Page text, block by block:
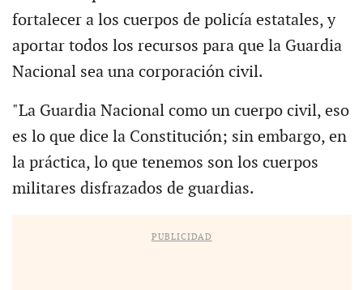
fortalecer a los cuerpos de policía estatales, y
aportar todos los recursos para que la Guardia
Nacional sea una corporación civil.
"La Guardia Nacional como un cuerpo civil, eso
es lo que dice la Constitución; sin embargo, en
la práctica, lo que tenemos son los cuerpos
militares disfrazados de guardias.
PUBLICIDAD